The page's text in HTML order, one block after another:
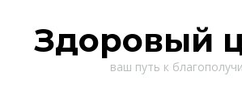
Здоровый
ваш путь к